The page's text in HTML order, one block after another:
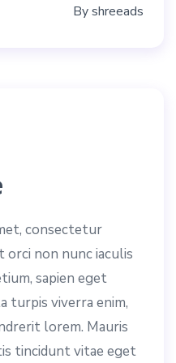
Byshreeads
consectetur
orci non nunc iaculis
sapien eget
turpis viverra enim,
lorem. Mauris
tincidunt vitae eget